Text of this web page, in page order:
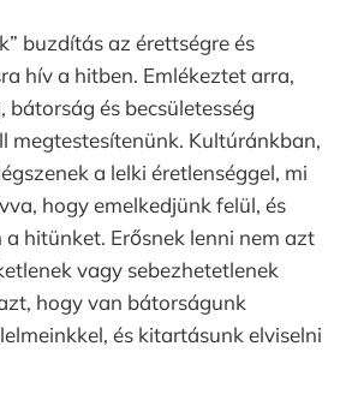
buzdítás az érettségre és
hív a hitben. Emlékeztet arra,
bátorság és becsületesség
megtestesítenünk. Kultúránkban,
a lelki éretlenséggel, mi
hogy emelkedjünk felül, és
hitünket. Erősnek lenni nem azt
vagy sebezhetetlenek
hogy van bátorságunk
és kitartásunk elviselni